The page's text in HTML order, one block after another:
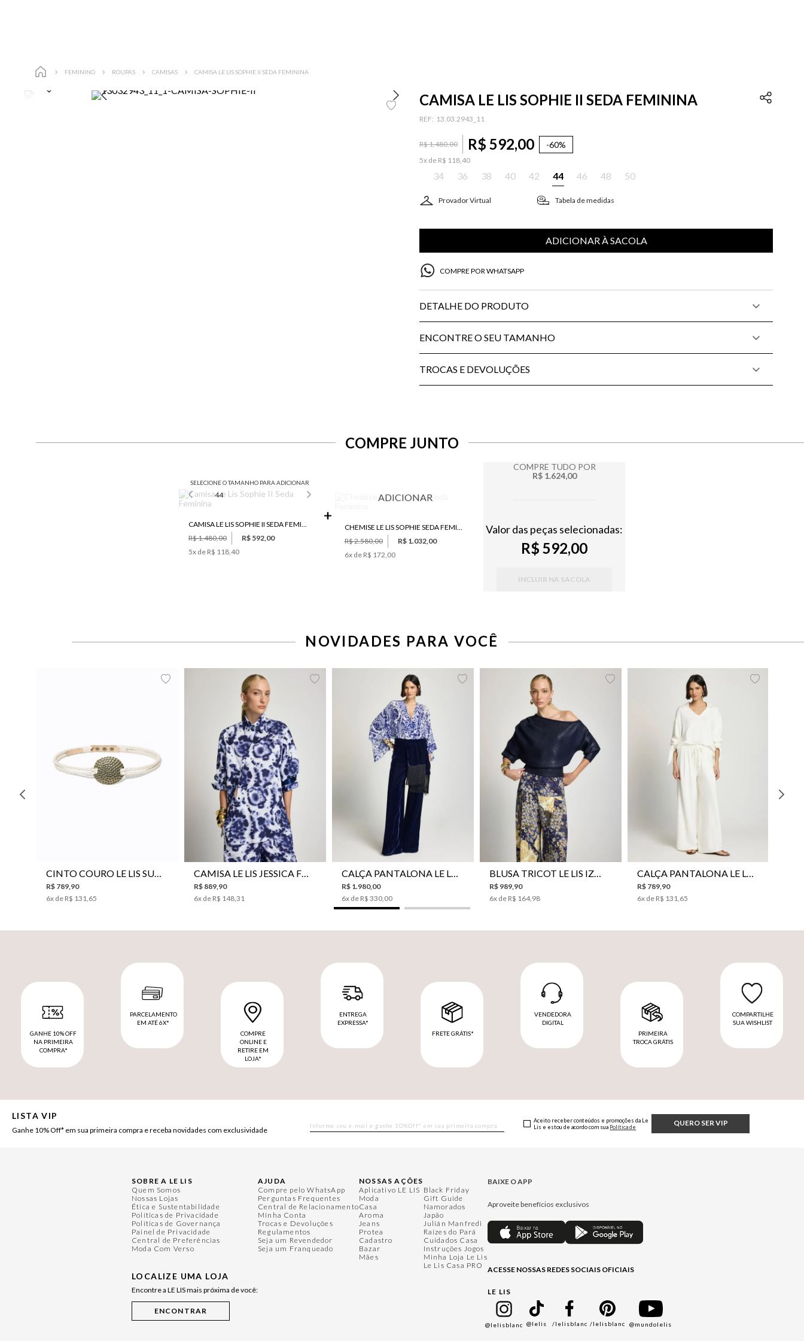
FEMININO ROUPAS CAMISAS CAMISA LE LIS SOPHIE II SEDA FEMININA
CAMISA LE LIS SOPHIE II SEDA FEMININA
: 13.03.2943_11
R$1.480,00 R$ 592,00 -60%
5x de R$ 118,40
34 36 38 40 42 44 46 48 50
Provador Virtual Tabela de medidas
ADICIONAR À SACOLA
COMPRE POR WHATSAPP
DETALHE DO PRODUTO
ENCONTRE O SEU TAMANHO
TROCAS E DEVOLUÇÕES
COMPRE JUNTO
SELECIONE O TAMANHO PARA ADICIONAR
44
CAMISA LE LIS SOPHIE II SEDA FEMININA
R$ 1.480,00
R$ 592,00
5x de R$ 118,40
ADICIONAR
CHEMISE LE LIS SOPHIE SEDA FEMININO
R$ 2.580,00
R$ 1.032,00
6x de R$ 172,00
COMPRE TUDO POR
R$ 1.624,00
Valor das peças selecionadas:
R$ 592,00
INCLUIR NA SACOLA
NOVIDADES PARA VOCÊ
CINTO COURO LE LIS SUKI FEMININO
R$ 789 90
6x de R$ 131 65
36 38 40 42 44 46
CAMISA LE LIS JESSICA FEMININA
R$ 889 90
6x de R$ 148 ,31
34 36 38
CALÇA PANTALONA LE LIS SONIA FEMININA
R$ 1.980, 00
6x de R$ 330 00
PP P M G
BLUSA TRICOT LE LIS IZUMI FEMININA
R$ 989 90
6x de R$ 164, 98
PP P
CALÇA PANTALONA LE LIS HORI FEMININA
R$ 789 90
6x de R$ 131 65
GANHE 10% OFF
NA PRIMEIRA
COMPRA*
PARCELAMENTO
EM ATÉ 6X*
COMPRE
ONLINE E
RETIRE EM
LOJA*
ENTREGA
EXPRESSA*
FRETE GRÁTIS*
VENDEDORA
DIGITAL
PRIMEIRA
TROCA GRÁTIS
COMPARTILHE
SUA WISHLIST
LISTA VIP
Ganhe 10% Off* em sua primeira compra e receba novidades com exclusividade
QUERO SER VIP
Aceito receber conteúdos e promoções da Le
Lis e estou de acordo com sua Política de
SOBRE A LE LIS
Quem Somos
Nossas Lojas
Ética e Sustentabilidade
Políticas de Privacidade
Políticas de Governança
Painel de Privacidade
Central de Preferências
Moda Com Verso
LOCALIZE UMA LOJA
Encontre a LE LIS mais próxima de você:
AJUDA
Compre pelo WhatsApp
Perguntas Frequentes
Central de Relacionamento
Minha Conta
Trocas e Devoluções
Regulamentos
Seja um Revendedor
Seja um Franqueado
NOSSAS AÇÕES
Aplicativo LE LIS
Moda
Casa
Aroma
Jeans
Protea
Cadastro
Bazar
Mães
Black Friday
Gift Guide
Namorados
Japão
Julián Manfredi
Raízes do Pará
Cuidados Casa
Instruções Jogos
Minha Loja Le Lis
Le Lis Casa PRO
BAIXE O APP
Aproveite benefícios exclusivos
ACESSE NOSSAS REDES SOCIAIS OFICIAIS
LE LIS
@lelisblanc @lelis /lelisblanc /lelisblanc @mundolelis